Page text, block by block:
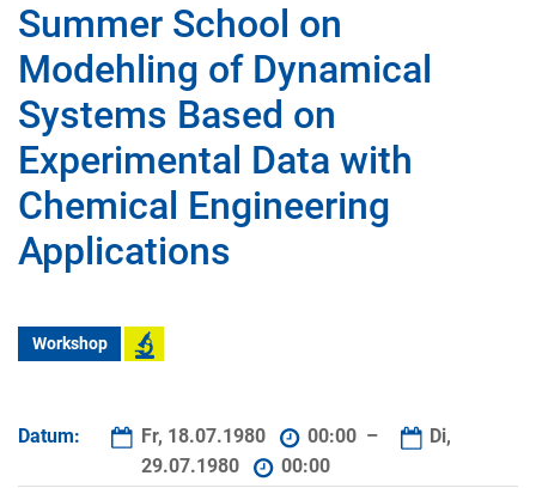
Summer School on
Modehling of Dynamical
Systems Based on
Experimental Data with
Chemical Engineering
Applications
Workshop
Datum: Fr, 18.07.1980 00:00 –
Di,
29.07.1980
00:00